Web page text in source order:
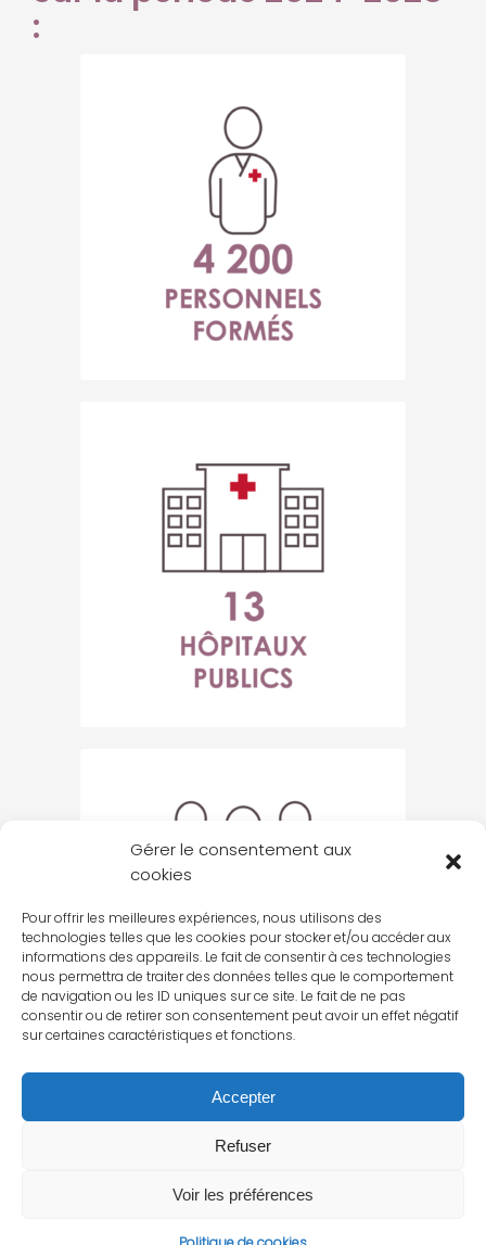
Gérer le consentement aux
cookies
Pour offrir les meilleures expériences, nous utilisons des
technologies telles que les cookies pour stocker et/ou accéder aux
informations des appareils. Le fait de consentir à ces technologies
nous permettra de traiter des données telles que le comportement
de navigation ou les ID uniques sur ce site. Le fait de ne pas
consentir ou de retirer son consentement peut avoir un effet négatif
sur certaines caractéristiques et fonctions.
Accepter
Refuser
Voir les préférences
: